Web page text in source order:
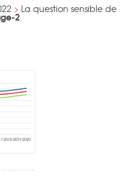
> La question sensible de
2